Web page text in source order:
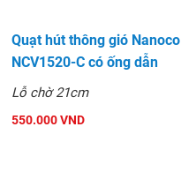
Quạt hút thông gió Nanoco
NCV1520-C có ống dẫn
Lỗ chờ 21cm
550.000 VND